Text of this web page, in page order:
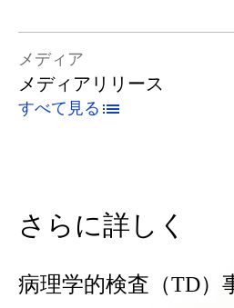
メディア
メディアリリース
すべて見る
さらに詳しく
病理学的検査（TD）